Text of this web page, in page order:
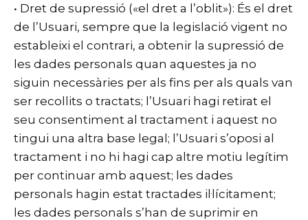
• Dret de supressió («el dret a l’oblit»): És el dret
de l’Usuari, sempre que la legislació vigent no
estableixi el contrari, a obtenir la supressió de
les dades personals quan aquestes ja no
siguin necessàries per als fins per als quals van
ser recollits o tractats; l’Usuari hagi retirat el
seu consentiment al tractament i aquest no
tingui una altra base legal; l’Usuari s’oposi al
tractament i no hi hagi cap altre motiu legítim
per continuar amb aquest; les dades
personals hagin estat tractades il·lícitament;
les dades personals s’han de suprimir en